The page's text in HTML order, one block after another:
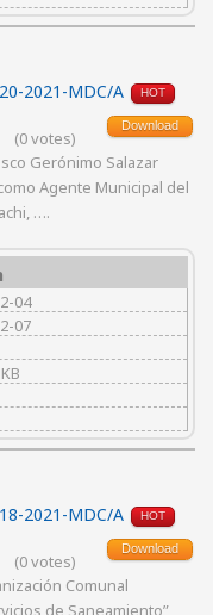
2021-MDC/A HOT
Download
(0 votes)
Gerónimo Salazar
Agente Municipal del
….
04
07
2021-MDC/A HOT
Download
(0 votes)
Comunal
de Saneamiento”